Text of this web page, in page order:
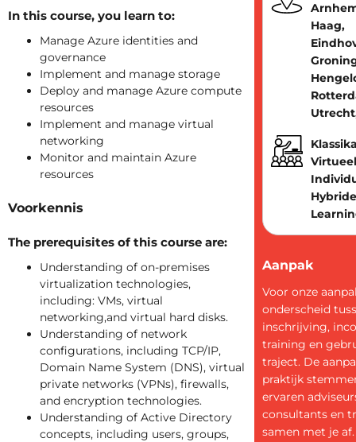
In this course, you learn to:
Manage Azure identities and
governance
Implement and manage storage
Deploy and manage Azure compute
resources
Implement and manage virtual
networking
Monitor and maintain Azure
resources
Voorkennis
The prerequisites of this course are:
Understanding of on-premises
virtualization technologies,
including: VMs, virtual
networking,and virtual hard disks.
Understanding of network
configurations, including TCP/IP,
Domain Name System (DNS), virtual
private networks (VPNs), firewalls,
and encryption technologies.
Understanding of Active Directory
concepts, including users, groups,
Haag,
Aanpak
Voor onze
onderscheid
inschrijving,
training en
traject. De
praktijk
ervaren
consultants en
samen met je af.